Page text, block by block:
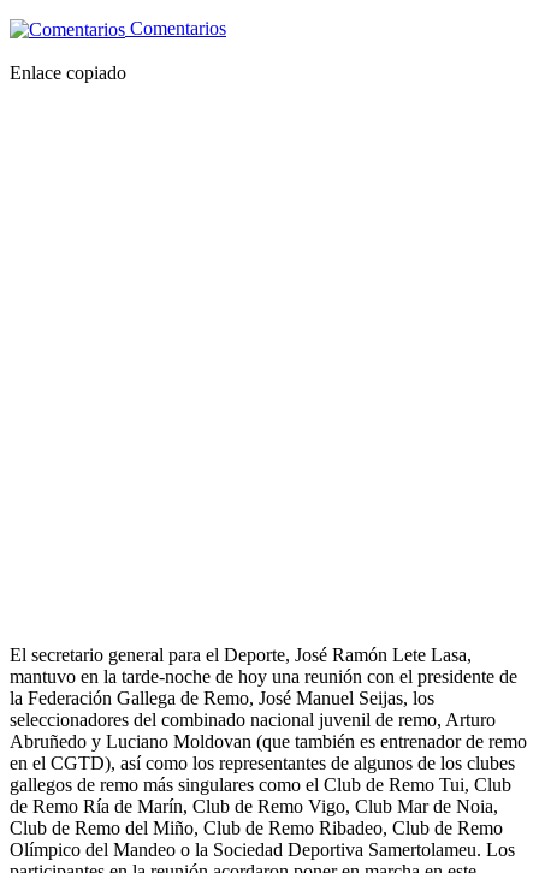
Comentarios
Enlace copiado
El secretario general para el Deporte, José Ramón Lete Lasa,
mantuvo en la tarde-noche de hoy una reunión con el presidente de
la Federación Gallega de Remo, José Manuel Seijas, los
seleccionadores del combinado nacional juvenil de remo, Arturo
Abruñedo y Luciano Moldovan (que también es entrenador de remo
en el CGTD), así como los representantes de algunos de los clubes
gallegos de remo más singulares como el Club de Remo Tui, Club
de Remo Ría de Marín, Club de Remo Vigo, Club Mar de Noia,
Club de Remo del Miño, Club de Remo Ribadeo, Club de Remo
Olímpico del Mandeo o la Sociedad Deportiva Samertolameu. Los